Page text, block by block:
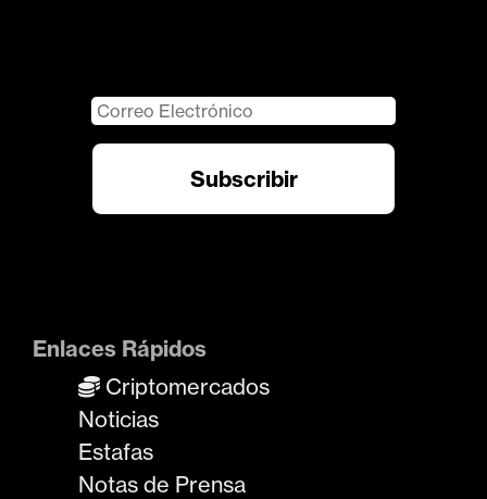
Enlaces Rápidos
Criptomercados
Noticias
Estafas
Notas de Prensa